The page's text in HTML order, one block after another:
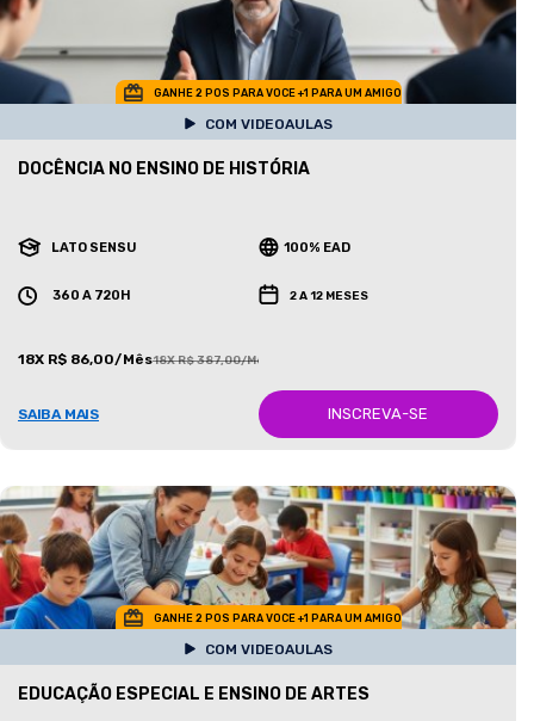
GANHE 2 POS PARA VOCE +1 PARA UM AMIGO
COM VIDEOAULAS
DOCÊNCIA NO ENSINO DE HISTÓRIA
LATO SENSU 100% EAD
360 A 720H 2 A 12 MESES
18X R$ 86,00/Mês18X R$ 387,00/Mês
SAIBA MAIS INSCREVA-SE
GANHE 2 POS PARA VOCE +1 PARA UM AMIGO
COM VIDEOAULAS
EDUCAÇÃO ESPECIAL E ENSINO DE ARTES